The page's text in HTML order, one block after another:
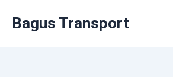
Bagus Transport